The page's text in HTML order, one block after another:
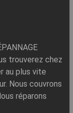
trouverez chez
au plus vite
Nous couvrons
réparons